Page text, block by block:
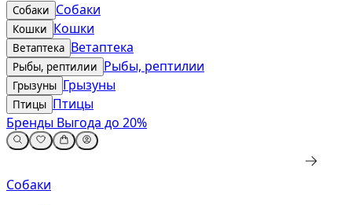
Собаки Собаки
Кошки Кошки
Ветаптека Ветаптека
Рыбы, рептилии Рыбы, рептилии
Грызуны Грызуны
Птицы Птицы
Бренды Выгода до 20%
Собаки